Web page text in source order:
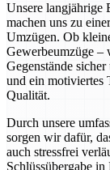
Unsere langjährige
machen uns zu
Umzügen. Ob
Gewerbeumzüge –
Gegenstände
und ein motiviertes
Qualität.
Durch unsere
sorgen wir dafür,
auch stressfrei
Schlüssübergabe